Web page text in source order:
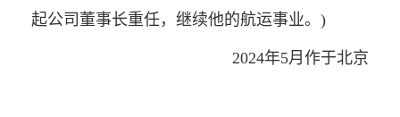
起公司董事长重任，继续他的航运事业。)
2024年5月作于北京